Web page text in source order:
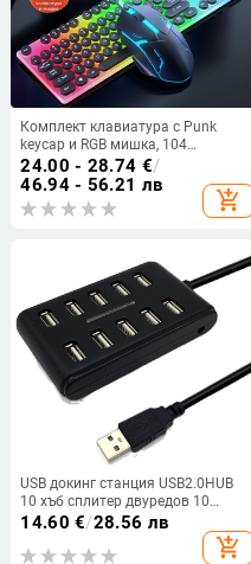
Комплект клавиатура с Punk
keycap и RGB мишка, 104
клавиша, USB клавиатура с кабел
1.3 m, ергономичен дизайн,
възможност за печат на лого,
1000dpi оптична мишка
24.00 - 28.74 €/
46.94 - 56.21 лв
add_shopping_cart
USB докинг станция USB2.0HUB
10 хъб сплитер двуредов 10
USB2.0 хъб с отворен...
14.60 €/28.56 лв
add_shopping_cart